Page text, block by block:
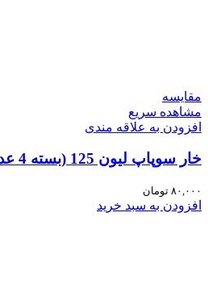
مقایسه
مشاهده سریع
افزودن به علاقه مندی
خار سوپاپ لیون 125 (بسته 4 عددی)
۸۰,۰۰۰ تومان
افزودن به سبد خرید